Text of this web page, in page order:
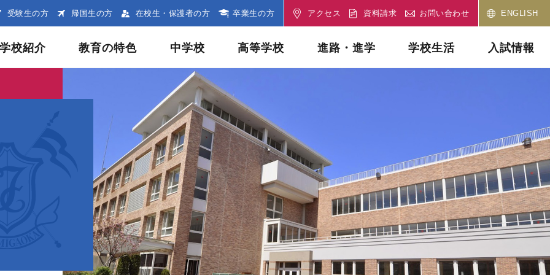
受験生の方 帰国生の方 在校生・保護者の方 卒業生の方 アクセス 資料請求 お問い合わせ ENGLISH
校紹介 教育の特色 中学校 高等学校 進路・進学 学校生活 入試情報